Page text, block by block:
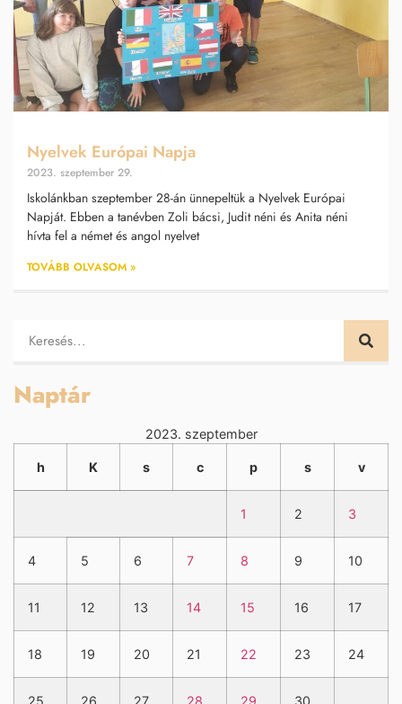
Nyelvek Európai Napja
2023. szeptember 29.
Iskolánkban szeptember 28-án ünnepeltük a Nyelvek Európai
Napját. Ebben a tanévben Zoli bácsi, Judit néni és Anita néni
hívta fel a német és angol nyelvet
TOVÁBB OLVASOM »
Naptár
2023. szeptember
h K s c p s v
1 2 3
4 5 6 7 8 9 10
11 12 13 14 15 16 17
18 19 20 21 22 23 24
25 26 27 28 29 30